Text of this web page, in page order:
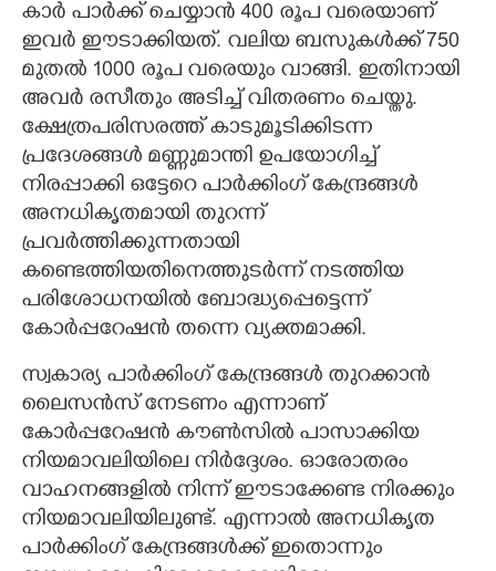
കാർ പാർക്ക് ചെയ്യാൻ 400 രൂപ വരെയാണ്
ഇവർ ഈടാക്കിയത്. വലിയ ബസുകൾക്ക് 750
മുതൽ 1000 രൂപ വരെയും വാങ്ങി. ഇതിനായി
അവർ രസീതും അടിച്ച് വിതരണം ചെയ്തു.
ക്ഷേത്രപരിസരത്ത് കാടുമൂടിക്കിടന്ന
പ്രദേശങ്ങൾ മണ്ണുമാന്തി ഉപയോഗിച്ച്
നിരപ്പാക്കി ഒട്ടേറെ പാർക്കിംഗ് കേന്ദ്രങ്ങൾ
അനധികൃതമായി തുറന്ന്
പ്രവർത്തിക്കുന്നതായി
കണ്ടെത്തിയതിനെത്തുടർന്ന് നടത്തിയ
പരിശോധനയിൽ ബോദ്ധ്യപ്പെട്ടെന്ന്
കോർപ്പറേഷൻ തന്നെ വ്യക്തമാക്കി.
സ്വകാര്യ പാർക്കിംഗ് കേന്ദ്രങ്ങൾ തുറക്കാൻ
ലൈസൻസ് നേടണം എന്നാണ്
കോർപ്പറേഷൻ കൗൺസിൽ പാസാക്കിയ
നിയമാവലിയിലെ നിർദ്ദേശം. ഓരോതരം
വാഹനങ്ങളിൽ നിന്ന് ഈടാക്കേണ്ട നിരക്കും
നിയമാവലിയിലുണ്ട്. എന്നാൽ അനധികൃത
പാർക്കിംഗ് കേന്ദ്രങ്ങൾക്ക് ഇതൊന്നും